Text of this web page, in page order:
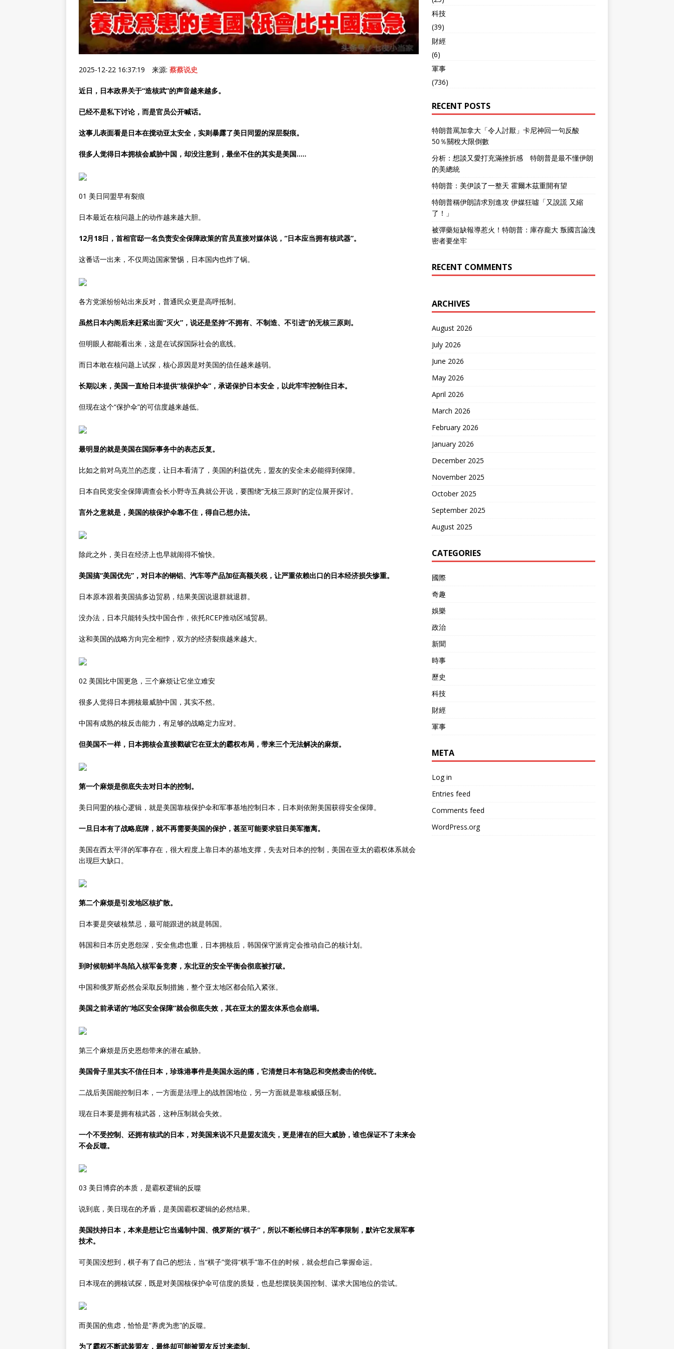
2025-12-22 16:37:19 来源: 蔡蔡说史
近日，日本政界关于“造核武”的声音越来越多。
已经不是私下讨论，而是官员公开喊话。
这事儿表面看是日本在搅动亚太安全，实则暴露了美日同盟的深层裂痕。
很多人觉得日本拥核会威胁中国，却没注意到，最坐不住的其实是美国…..
01 美日同盟早有裂痕
日本最近在核问题上的动作越来越大胆。
12月18日，首相官邸一名负责安全保障政策的官员直接对媒体说，“日本应当拥有核武器”。
这番话一出来，不仅周边国家警惕，日本国内也炸了锅。
各方党派纷纷站出来反对，普通民众更是高呼抵制。
虽然日本内阁后来赶紧出面“灭火”，说还是坚持“不拥有、不制造、不引进”的无核三原则。
但明眼人都能看出来，这是在试探国际社会的底线。
而日本敢在核问题上试探，核心原因是对美国的信任越来越弱。
长期以来，美国一直给日本提供“核保护伞”，承诺保护日本安全，以此牢牢控制住日本。
但现在这个“保护伞”的可信度越来越低。
最明显的就是美国在国际事务中的表态反复。
比如之前对乌克兰的态度，让日本看清了，美国的利益优先，盟友的安全未必能得到保障。
日本自民党安全保障调查会长小野寺五典就公开说，要围绕“无核三原则”的定位展开探讨。
言外之意就是，美国的核保护伞靠不住，得自己想办法。
除此之外，美日在经济上也早就闹得不愉快。
美国搞“美国优先”，对日本的钢铝、汽车等产品加征高额关税，让严重依赖出口的日本经济损失惨重。
日本原本跟着美国搞多边贸易，结果美国说退群就退群。
没办法，日本只能转头找中国合作，依托RCEP推动区域贸易。
这和美国的战略方向完全相悖，双方的经济裂痕越来越大。
02 美国比中国更急，三个麻烦让它坐立难安
很多人觉得日本拥核最威胁中国，其实不然。
中国有成熟的核反击能力，有足够的战略定力应对。
但美国不一样，日本拥核会直接戳破它在亚太的霸权布局，带来三个无法解决的麻烦。
第一个麻烦是彻底失去对日本的控制。
美日同盟的核心逻辑，就是美国靠核保护伞和军事基地控制日本，日本则依附美国获得安全保障。
一旦日本有了战略底牌，就不再需要美国的保护，甚至可能要求驻日美军撤离。
美国在西太平洋的军事存在，很大程度上靠日本的基地支撑，失去对日本的控制，美国在亚太的霸权体系就会
出现巨大缺口。
第二个麻烦是引发地区核扩散。
日本要是突破核禁忌，最可能跟进的就是韩国。
韩国和日本历史恩怨深，安全焦虑也重，日本拥核后，韩国保守派肯定会推动自己的核计划。
到时候朝鲜半岛陷入核军备竞赛，东北亚的安全平衡会彻底被打破。
中国和俄罗斯必然会采取反制措施，整个亚太地区都会陷入紧张。
美国之前承诺的“地区安全保障”就会彻底失效，其在亚太的盟友体系也会崩塌。
第三个麻烦是历史恩怨带来的潜在威胁。
美国骨子里其实不信任日本，珍珠港事件是美国永远的痛，它清楚日本有隐忍和突然袭击的传统。
二战后美国能控制日本，一方面是法理上的战胜国地位，另一方面就是靠核威慑压制。
现在日本要是拥有核武器，这种压制就会失效。
一个不受控制、还拥有核武的日本，对美国来说不只是盟友流失，更是潜在的巨大威胁，谁也保证不了未来会
不会反噬。
03 美日博弈的本质，是霸权逻辑的反噬
说到底，美日现在的矛盾，是美国霸权逻辑的必然结果。
美国扶持日本，本来是想让它当遏制中国、俄罗斯的“棋子”，所以不断松绑日本的军事限制，默许它发展军事
技术。
可美国没想到，棋子有了自己的想法，当“棋子”觉得“棋手”靠不住的时候，就会想自己掌握命运。
日本现在的拥核试探，既是对美国核保护伞可信度的质疑，也是想摆脱美国控制、谋求大国地位的尝试。
而美国的焦虑，恰恰是“养虎为患”的反噬。
为了霸权不断武装盟友，最终却可能被盟友反过来牵制。
科技
(39)
財經
(6)
軍事
(736)
RECENT POSTS
特朗普罵加拿大「令人討厭」卡尼神回一句反酸
50％關稅大限倒數
分析：想談又愛打充滿挫折感 特朗普是最不懂伊朗
的美總統
特朗普：美伊談了一整天 霍爾木茲重開有望
特朗普稱伊朗請求別進攻 伊媒狂噓「又說謊 又縮
了！」
被彈藥短缺報導惹火！特朗普：庫存龐大 叛國言論洩
密者要坐牢
RECENT COMMENTS
ARCHIVES
August 2026
July 2026
June 2026
May 2026
April 2026
March 2026
February 2026
January 2026
December 2025
November 2025
October 2025
September 2025
August 2025
CATEGORIES
國際
奇趣
娛樂
政治
新聞
時事
歷史
科技
財經
軍事
META
Log in
Entries feed
Comments feed
WordPress.org